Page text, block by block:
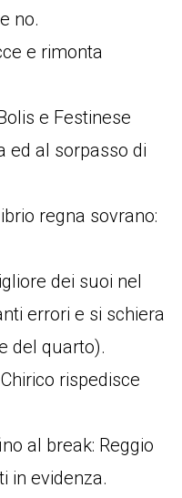
no.
e rimonta
e Festinese
ed al sorpasso di
regna sovrano:
dei suoi nel
errori e si schiera
del quarto).
rispedisce
al break: Reggio
in evidenza.